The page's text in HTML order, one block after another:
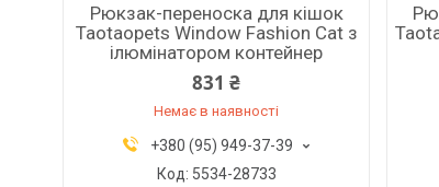
Рюкзак-переноска для кішок
Taotaopets Window Fashion Cat з
ілюмінатором контейнер
831 ₴
Немає в наявності
+380 (95) 949-37-39
5534-28733